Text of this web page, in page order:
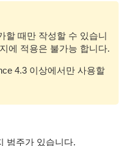
할 때만 작성할 수 있습니
에 적용은 불가능 합니다.
4.3 이상에서만 사용할
범주가 있습니다.